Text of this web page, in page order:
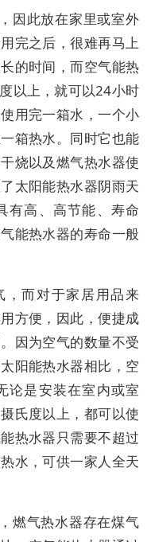
因此放在家里或室外
完之后，很难再马上
的时间，而空气能热
以上，就可以24小时
用完一箱水，一个小
箱热水。同时它也能
烧以及燃气热水器使
太阳能热水器阴雨天
有高、高节能、寿命
能热水器的寿命一般
，而对于家居用品来
方便，因此，便捷成
因为空气的数量不受
阳能热水器相比，空
论是安装在室内或室
氏度以上，都可以使
热水器只需要不超过
水，可供一家人全天
燃气热水器存在煤气